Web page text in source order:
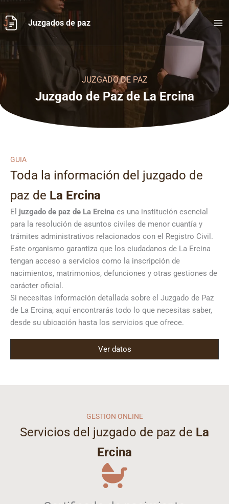
al
contenido
Juzgados de paz
JUZGADO DE PAZ
Juzgado de Paz de La Ercina
GUIA
Toda la información del juzgado de
paz de La Ercina
El juzgado de paz de La Ercina es una institución esencial
para la resolución de asuntos civiles de menor cuantía y
trámites administrativos relacionados con el Registro Civil.
Este organismo garantiza que los ciudadanos de La Ercina
tengan acceso a servicios como la inscripción de
nacimientos, matrimonios, defunciones y otras gestiones de
carácter oficial.
Si necesitas información detallada sobre el Juzgado de Paz
de La Ercina, aquí encontrarás todo lo que necesitas saber,
desde su ubicación hasta los servicios que ofrece.
Ver datos
GESTION ONLINE
Servicios del juzgado de paz de La
Ercina